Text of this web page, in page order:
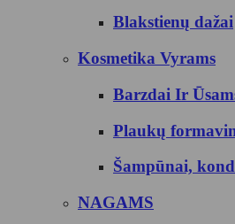
Blakstienų dažai
Kosmetika Vyrams
Barzdai Ir
Plaukų
Šampūnai,
NAGAMS